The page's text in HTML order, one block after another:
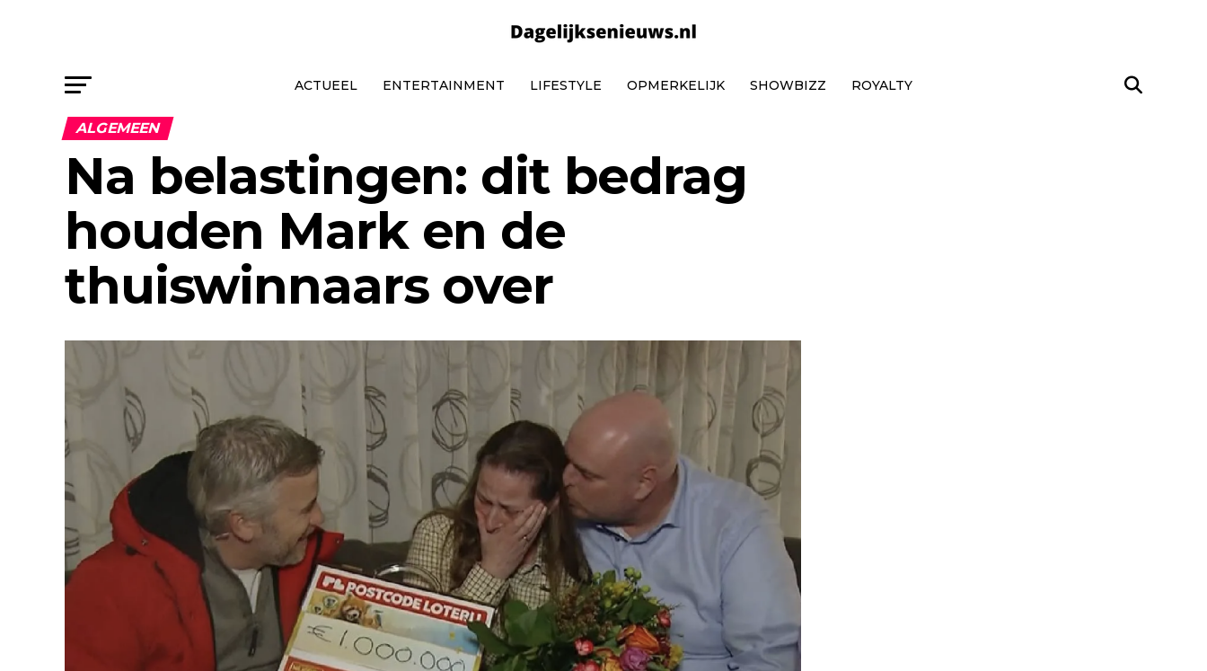
ACTUEEL ENTERTAINMENT LIFESTYLE OPMERKELIJK SHOWBIZZ ROYALTY
ALGEMEEN
Na belastingen: dit bedrag
houden Mark en de
thuiswinnaars over